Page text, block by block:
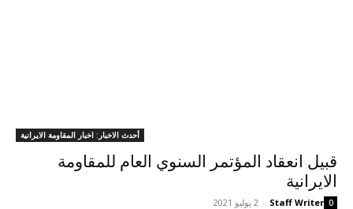
أحدث الاخبار: اخبار المقاومة الايرانية
قبيل انعقاد المؤتمر السنوي العام للمقاومة
الايرانية
Staff Writer
- 2 يوليو 2021 0